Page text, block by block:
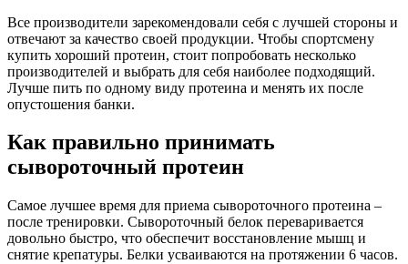
Все производители зарекомендовали себя с лучшей стороны и
отвечают за качество своей продукции. Чтобы спортсмену
купить хороший протеин, стоит попробовать несколько
производителей и выбрать для себя наиболее подходящий.
Лучше пить по одному виду протеина и менять их после
опустошения банки.
Как правильно принимать
сывороточный протеин
Самое лучшее время для приема сывороточного протеина –
после тренировки. Сывороточный белок переваривается
довольно быстро, что обеспечит восстановление мышц и
снятие крепатуры. Белки усваиваются на протяжении 6 часов.